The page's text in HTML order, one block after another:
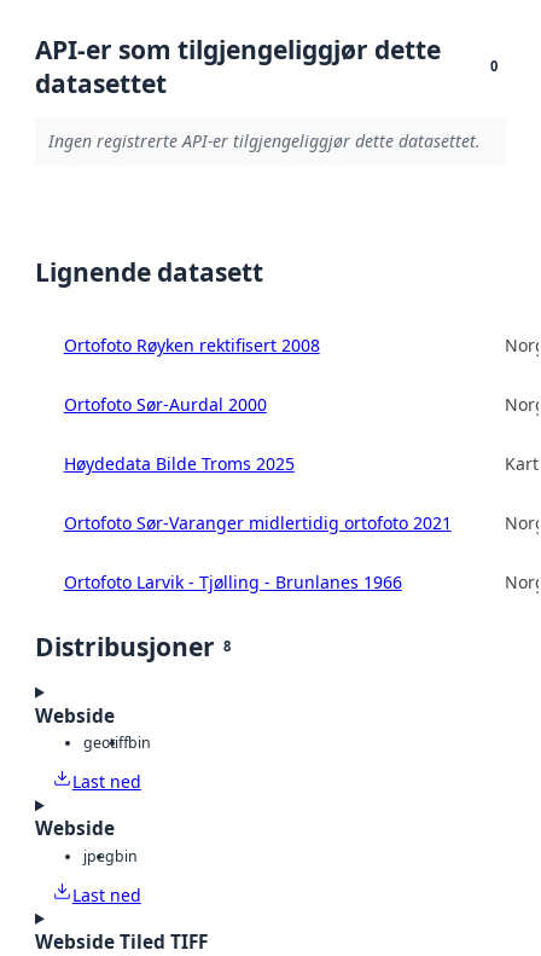
API-er som tilgjengeliggjør dette
datasettet
0
Ingen registrerte API-er tilgjengeliggjør dette datasettet.
Lignende datasett
Ortofoto Røyken rektifisert 2008
Ortofoto Sør-Aurdal 2000
Høydedata Bilde Troms 2025
Ortofoto Sør-Varanger midlertidig ortofoto 2021
Ortofoto Larvik - Tjølling - Brunlanes 1966
Distribusjoner 8
Webside
geotiffbin
Last ned
Webside
jpegbin
Last ned
Webside Tiled TIFF